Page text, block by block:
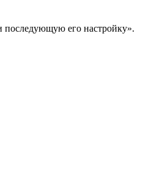
последующую его настройку».